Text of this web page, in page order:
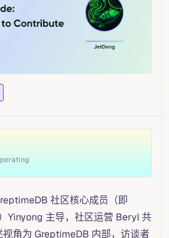
社区核心成员（即
Yinyong 主导，社区运营 Beryl 共
视角为 GreptimeDB 内部，访谈者